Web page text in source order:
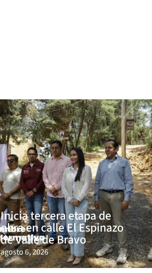
Inicia tercera etapa de
obra en calle El Espinazo
de Valle de Bravo
agosto 6, 2026